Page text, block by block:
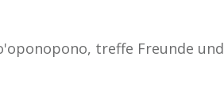
treffe Freunde und